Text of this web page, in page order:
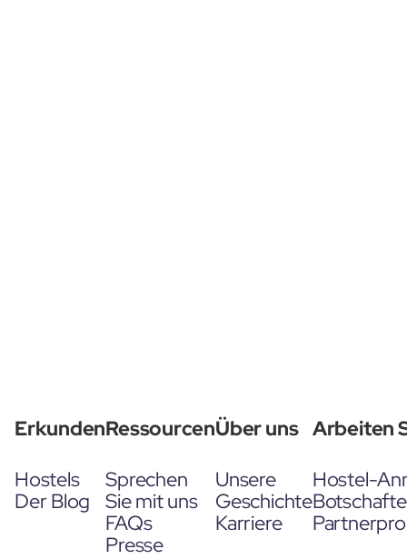
Erkunden
Hostels
Der Blog
Ressourcen
Sprechen
Sie mit uns
FAQs
Presse
Über uns
Unsere
Geschichte
Karriere
Arbeiten
Hostel-